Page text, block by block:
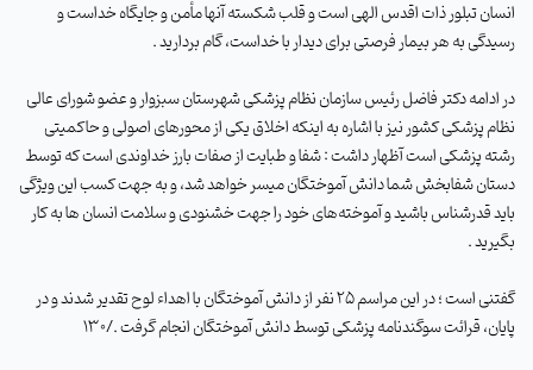
انسان تبلور ذات اقدس الهی است و قلب شکسته آنها مأمن و جایگاه خداست و
رسیدگی به هر بیمار فرصتی برای دیدار با خداست، گام بردارید.
در ادامه دکتر فاضل رئیس سازمان نظام پزشکی شهرستان سبزوار و عضو شورای عالی
نظام پزشکی کشور نیز با اشاره به اینکه اخلاق یکی از محورهای اصولی و حاکمیتی
رشته پزشکی است آظهار داشت : شفا و طبایت از صفات بارز خداوندی است که توسط
دستان شفابخش شما دانش آموختگان میسر خواهد شد، و به جهت کسب این ویژگی
باید قدرشناس باشید و آموخته‌های خود را جهت خشنودی و سلامت انسان ها به کار
بگیرید.
گفتنی است ؛ در این مراسم 25 نفر از دانش آموختگان با اهداء لوح تقدیر شدند و در
پایان، قرائت سوگندنامه پزشکی توسط دانش آموختگان انجام گرفت./130